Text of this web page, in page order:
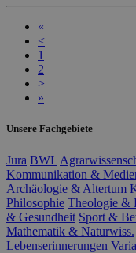
«
<
1
2
>
»
Unsere Fachgebiete
Jura BWL
Kommunikation &
Archäologie & Altertum
Philosophie Theologie &
& Gesundheit Sport &
Mathematik & Naturwiss.
Lebenserinnerungen